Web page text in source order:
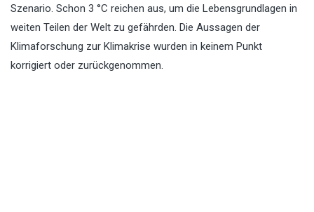
Szenario. Schon 3 °C reichen aus, um die Lebensgrundlagen in
weiten Teilen der Welt zu gefährden. Die Aussagen der
Klimaforschung zur Klimakrise wurden in keinem Punkt
korrigiert oder zurückgenommen.